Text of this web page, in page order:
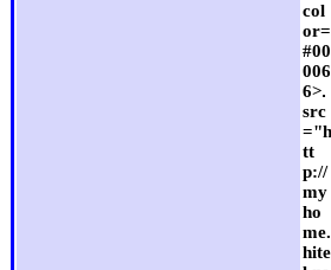
col
or=
#00
006
6>
src
="h
tt
p://
my
ho
me.
hite